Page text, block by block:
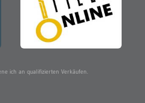
ich an qualifizierten Verkäufen.